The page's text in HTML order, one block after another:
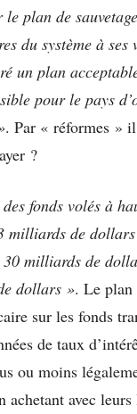
plan de
du système à ses
un plan
pour le pays
. Par « réformes »
?
fonds volés à
milliards de
30 milliards de
dollars ». Le plan
sur les fonds
de taux
ou moins
avec